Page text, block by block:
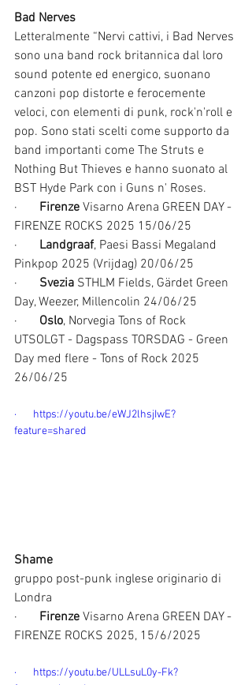
Bad Nerves
Letteralmente “Nervi cattivi, i Bad Nerves
sono una band rock britannica dal loro
sound potente ed energico, suonano
canzoni pop distorte e ferocemente
veloci, con elementi di punk, rock'n'roll e
pop. Sono stati scelti come supporto da
band importanti come The Struts e
Nothing But Thieves e hanno suonato al
BST Hyde Park con i Guns n' Roses.
· Firenze Visarno Arena GREEN DAY -
FIRENZE ROCKS 2025 15/06/25
· Landgraaf, Paesi Bassi Megaland
Pinkpop 2025 (Vrijdag) 20/06/25
· Svezia STHLM Fields, Gärdet Green
Day, Weezer, Millencolin 24/06/25
· Oslo, Norvegia Tons of Rock
UTSOLGT - Dagspass TORSDAG - Green
Day med flere - Tons of Rock 2025
26/06/25
·       https://youtu.be/eWJ2lhsjIwE?
feature=shared
Shame
gruppo post-punk inglese originario di
Londra
· Firenze Visarno Arena GREEN DAY -
FIRENZE ROCKS 2025, 15/6/2025
·       https://youtu.be/ULLsuL0y-Fk?